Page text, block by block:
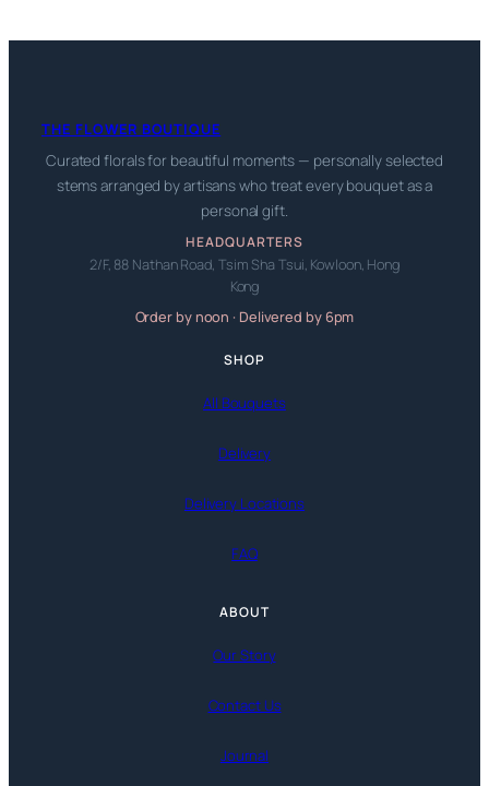
THE FLOWER BOUTIQUE
Curated florals for beautiful moments — personally selected
stems arranged by artisans who treat every bouquet as a
personal gift.
HEADQUARTERS
2/F, 88 Nathan Road, Tsim Sha Tsui, Kowloon, Hong
Kong
Order by noon · Delivered by 6pm
SHOP
All Bouquets
Delivery
Delivery Locations
FAQ
ABOUT
Our Story
Contact Us
Journal